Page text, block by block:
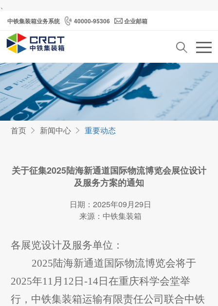
、
中铁集装箱业务系统 40000-95306 企业邮箱
首页 新闻中心 重要动态
关于征集2025陆海新通道国际物流博览会展位设计
及服务方案的通知
日期：2025年09月29日
来源：中铁集装箱
各展览设计及服务单位：
2025陆海新通道国际物流博览会将于
2025年11 月 12 日 -14日在重庆科学会堂举
行，中铁集装箱运输有限责任公司联合中铁